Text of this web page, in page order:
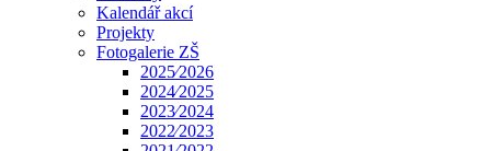
Kalendář akcí
Projekty
Fotogalerie ZŠ
2025⁄2026
2024⁄2025
2023⁄2024
2022⁄2023